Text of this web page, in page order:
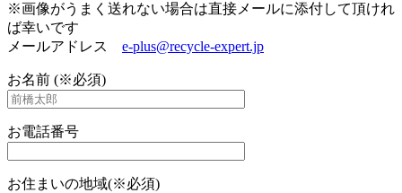
※画像がうまく送れない場合は直接メールに添付して頂けれ
ば幸いです
メールアドレス e-plus@recycle-expert.jp
お名前 (※必須)
お電話番号
お住まいの地域(※必須)